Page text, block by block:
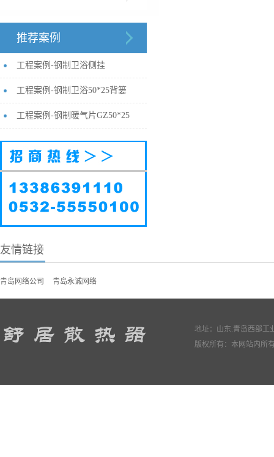
推荐案例
工程案例-钢制卫浴侧挂
工程案例-钢制卫浴50*25背篓
工程案例-钢制暖气片GZ50*25
友情链接
青岛网络公司 青岛永诚网络
地址：山东.青岛西部
版权所有：本网站内所